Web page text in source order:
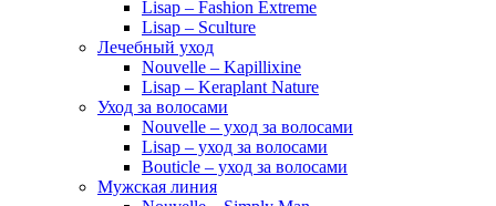
Lisap – Fashion Extreme
Lisap – Sculture
Лечебный уход
Nouvelle – Kapillixine
Lisap – Keraplant Nature
Уход за волосами
Nouvelle – уход за волосами
Lisap – уход за волосами
Bouticle – уход за волосами
Мужская линия